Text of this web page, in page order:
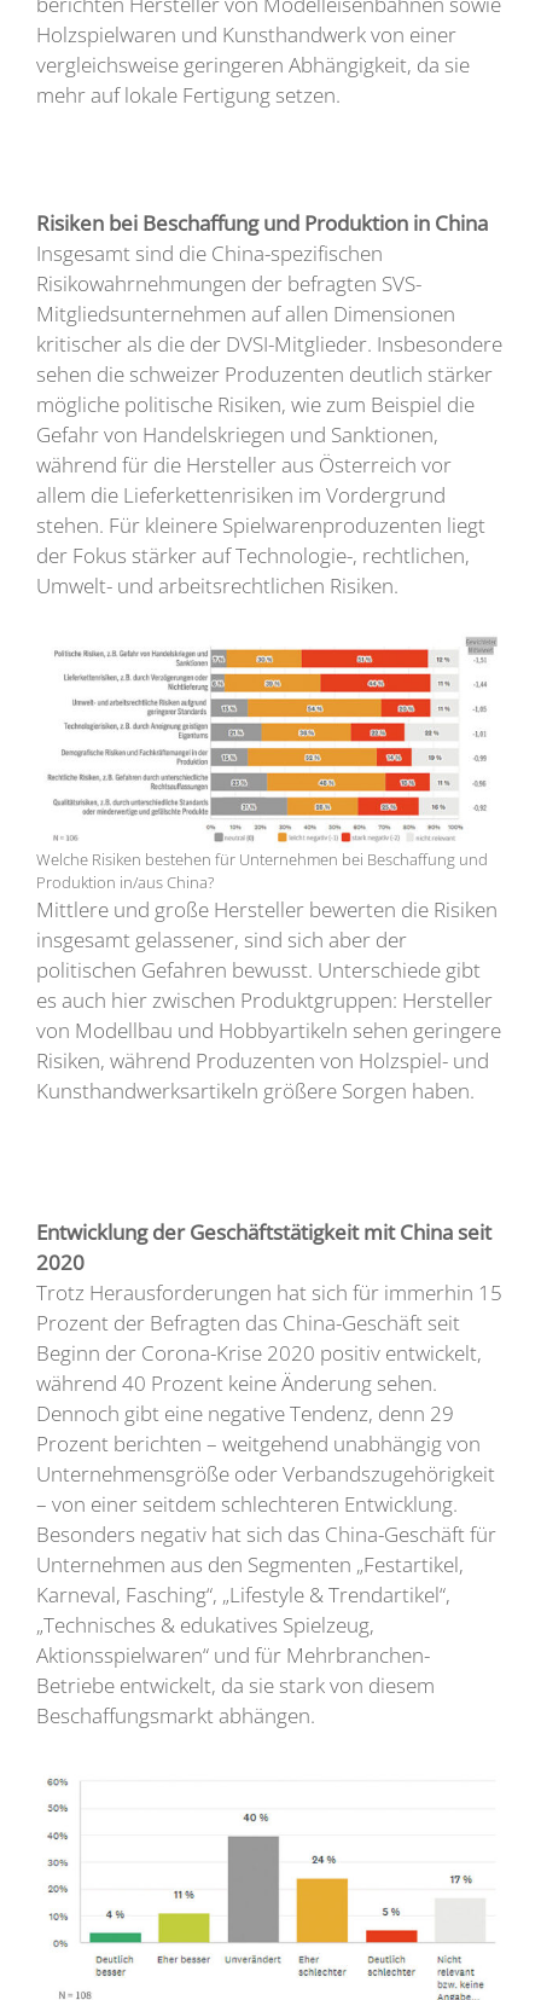
Holzspielwaren und Kunsthandwerk von einer
vergleichsweise geringeren Abhängigkeit, da sie
mehr auf lokale Fertigung setzen.
Risiken bei Beschaffung und Produktion in China
Insgesamt sind die China-spezifischen
Risikowahrnehmungen der befragten SVS-
Mitgliedsunternehmen auf allen Dimensionen
kritischer als die der DVSI-Mitglieder. Insbesondere
sehen die schweizer Produzenten deutlich stärker
mögliche politische Risiken, wie zum Beispiel die
Gefahr von Handelskriegen und Sanktionen,
während für die Hersteller aus Österreich vor
allem die Lieferkettenrisiken im Vordergrund
stehen. Für kleinere Spielwarenproduzenten liegt
der Fokus stärker auf Technologie-, rechtlichen,
Umwelt- und arbeitsrechtlichen Risiken.
Welche Risiken bestehen für Unternehmen bei Beschaffung und
Produktion in/aus China?
Mittlere und große Hersteller bewerten die Risiken
insgesamt gelassener, sind sich aber der
politischen Gefahren bewusst. Unterschiede gibt
es auch hier zwischen Produktgruppen: Hersteller
von Modellbau und Hobbyartikeln sehen geringere
Risiken, während Produzenten von Holzspiel- und
Kunsthandwerksartikeln größere Sorgen haben.
Entwicklung der Geschäftstätigkeit mit China seit
2020
Trotz Herausforderungen hat sich für immerhin 15
Prozent der Befragten das China-Geschäft seit
Beginn der Corona-Krise 2020 positiv entwickelt,
während 40 Prozent keine Änderung sehen.
Dennoch gibt eine negative Tendenz, denn 29
Prozent berichten – weitgehend unabhängig von
Unternehmensgröße oder Verbandszugehörigkeit
– von einer seitdem schlechteren Entwicklung.
Besonders negativ hat sich das China-Geschäft für
Unternehmen aus den Segmenten „Festartikel,
Karneval, Fasching“, „Lifestyle & Trendartikel“,
„Technisches & edukatives Spielzeug,
Aktionsspielwaren“ und für Mehrbranchen-
Betriebe entwickelt, da sie stark von diesem
Beschaffungsmarkt abhängen.